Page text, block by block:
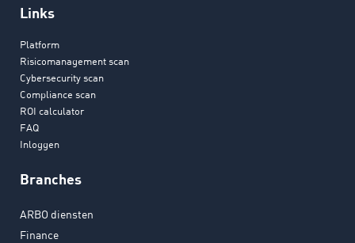
Links
Platform
Risicomanagement scan
Cybersecurity scan
Compliance scan
ROI calculator
FAQ
Inloggen
Branches
ARBO diensten
Finance